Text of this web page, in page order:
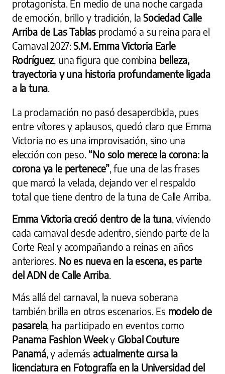
protagonista. En medio de una noche cargada
de emoción, brillo y tradición, laSociedad Calle
Arriba de Las Tablas proclamó a su reina para el
Carnaval 2027:S.M. Emma Victoria Earle
Rodríguez , una figura que combina belleza,
trayectoria y una historia profundamente ligada
a la tuna
La proclamación no pasó desapercibida, pues
entre vítores y aplausos, quedó claro que Emma
Victoria no es una improvisación, sino una
elección con peso. “No solo merece la corona: la
corona ya le pertenece”, fue una de las frases
que marcó la velada, dejando ver el respaldo
total que tiene dentro de la tuna de Calle Arriba.
Emma Victoria creció dentro de la tuna, viviendo
cada carnaval desde adentro, siendo parte de la
Corte Real y acompañando a reinas en años
anteriores. No es nueva en la escena, es parte
del ADN de Calle Arriba.
Más allá del carnaval, la nueva soberana
también brilla en otros escenarios. Es modelo de
pasarela, ha participado en eventos como
Panama Fashion Weeky Global Couture
Panamá, y además actualmente cursa la
licenciatura en Fotografía en la Universidad del